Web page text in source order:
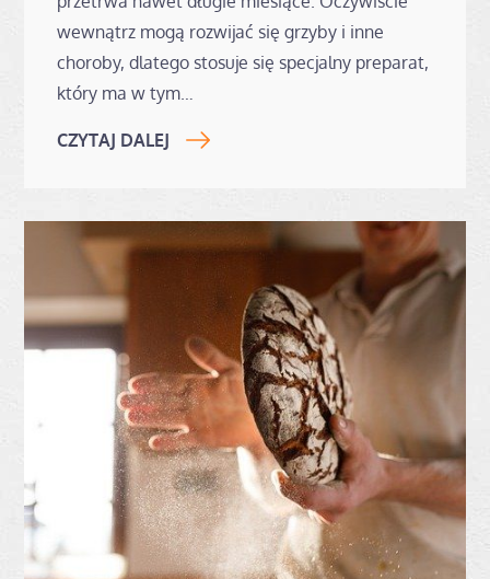
wewnątrz mogą rozwijać się grzyby i inne
choroby, dlatego stosuje się specjalny preparat,
który ma w tym…
CZYTAJ DALEJ